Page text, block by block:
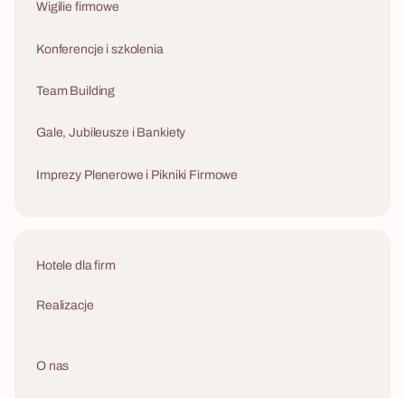
Wigilie firmowe
Konferencje i szkolenia
Team Building
Gale, Jubileusze i Bankiety
Imprezy Plenerowe i Pikniki Firmowe
Hotele dla firm
Realizacje
O nas